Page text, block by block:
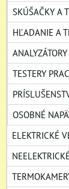
SKÚŠAČKY A
HĽADANIE A
TESTERY
OSOBNÉ
ELEKTRICKÉ